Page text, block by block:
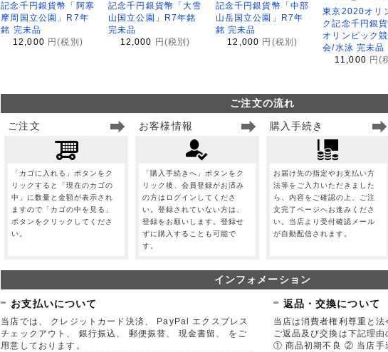
記念千円銀貨幣「阿寒
摩周国立公園」R7年
銘 完未品
12,000 円(税別)
記念千円銀貨幣「大雪
山国立公園」R7年銘
完未品
12,000
円(税別)
記念千円銀貨幣「中部
山岳国立公園」R7年
銘 完未品
12,000 円(税別)
東京2020オリ
ク記念千円銀
オリンピック
会/水泳 完未品
11,000 円(
ご注文の流れ
ご注文
「カゴに入れる」ボタンをク
リックすると「現在のカゴの
中」に数量と金額が表示され
ますので「カゴの中を見る」
ボタンをクリックしてくださ
い。
お客様情報
「購入手続きへ」ボタンをク
リック後、会員登録がお済み
の方はログインしてくださ
い。登録されていない方は、
登録をお願いします。登録せ
ずに購入することも可能で
す。
購入手続き
お届け先の指定やお支払い方
法等をご入力いただきました
ら、内容をご確認の上、ご注
文完了ページへお進みくださ
い。当店より受付確認メール
が自動配信されます。
インフォメーション
お支払いについて
当店では、 クレジットカード決済、 PayPal エクスプレス
チェックアウト、 銀行振込、 郵便振替、 現金書留、 をご
用意しております。
返品・交換について
当店は消費者権利尊重と法
ご返品及び交換は下記理由
① 商品初期不良 ② 当店手